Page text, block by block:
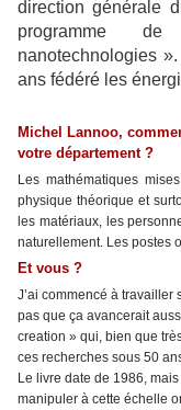
direction générale
programme
nanotechnologies
ans fédéré les
Michel Lannoo,
votre département ?
Les mathématiques
physique théorique et
les matériaux, les
naturellement. Les postes
Et vous ?
J’ai commencé à
pas que ça avancerait
creation » qui, bien que
ces recherches sous 50
Le livre date de 1986,
manipuler à cette échelle